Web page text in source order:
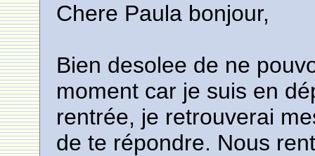
Chere Paula bonjour,
Bien desolee de ne
moment car je suis en
rentrée, je retrouverai
de te répondre. Nous